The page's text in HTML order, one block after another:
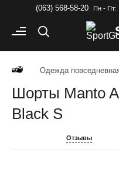
(063) 568-58-20 Пн - Пт:
Одежда
Шорты Manto
Black S
Отзывы